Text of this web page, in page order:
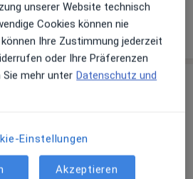
unserer Website technisch
Cookies können nie
Ihre Zustimmung jederzeit
oder Ihre Präferenzen
Sie mehr unter Datenschutz und
Einstellungen
Akzeptieren